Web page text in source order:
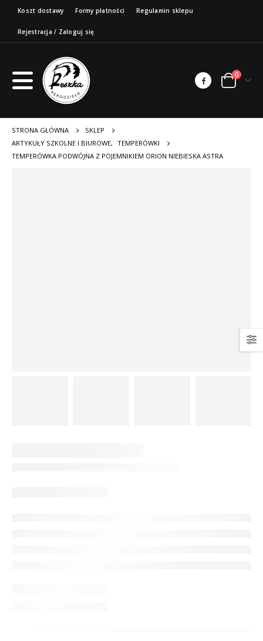
Koszt dostawy Formy płatności Regulamin sklepu
Rejestracja / Zaloguj się
0
STRONA GŁÓWNA
SKLEP
ARTYKUŁY SZKOLNE I BIUROWE, TEMPERÓWKI
TEMPERÓWKA PODWÓJNA Z POJEMNIKIEM ORION NIEBIESKA ASTRA